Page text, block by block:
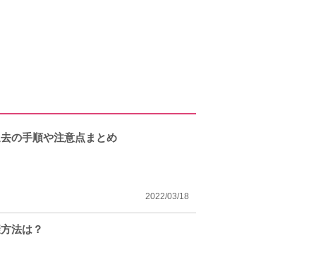
の手順や注意点まとめ
2022/03/18
法は？